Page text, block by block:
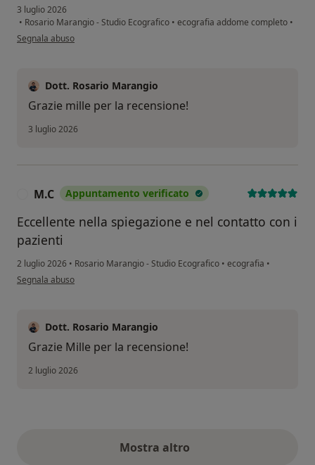
3 luglio 2026
• Rosario Marangio - Studio Ecografico • ecografia addome completo •
secondo l'opinione dell'utente M T D
Segnala abuso
Dott. Rosario Marangio
Grazie mille per la recensione!
3 luglio 2026
M.C Appuntamento verificato
Eccellente nella spiegazione e nel contatto con i
pazienti
2 luglio 2026 • Rosario Marangio - Studio Ecografico • ecografia •
secondo l'opinione dell'utente M.C
Segnala abuso
Dott. Rosario Marangio
Grazie Mille per la recensione!
2 luglio 2026
Mostra altroopinioni di cui sopra